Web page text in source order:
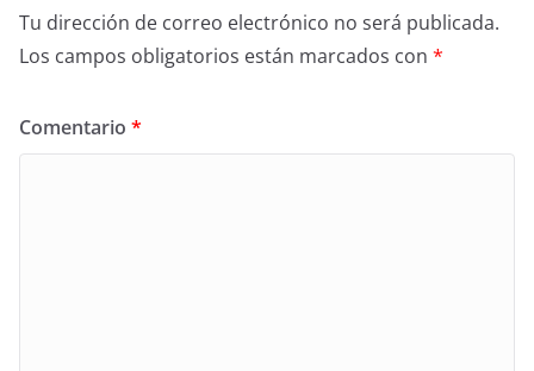
Tu dirección de correo electrónico no será publicada.
Los campos obligatorios están marcados con *
Comentario *